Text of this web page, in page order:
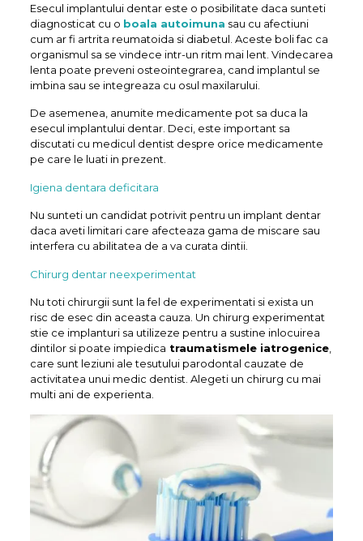
Esecul implantului dentar este o posibilitate daca sunteti
diagnosticat cu o boala autoimuna sau cu afectiuni
cum ar fi artrita reumatoida si diabetul. Aceste boli fac ca
organismul sa se vindece intr-un ritm mai lent. Vindecarea
lenta poate preveni osteointegrarea, cand implantul se
imbina sau se integreaza cu osul maxilarului.
De asemenea, anumite medicamente pot sa duca la
esecul implantului dentar. Deci, este important sa
discutati cu medicul dentist despre orice medicamente
pe care le luati in prezent.
Igiena dentara deficitara
Nu sunteti un candidat potrivit pentru un implant dentar
daca aveti limitari care afecteaza gama de miscare sau
interfera cu abilitatea de a va curata dintii.
Chirurg dentar neexperimentat
Nu toti chirurgii sunt la fel de experimentati si exista un
risc de esec din aceasta cauza. Un chirurg experimentat
stie ce implanturi sa utilizeze pentru a sustine inlocuirea
dintilor si poate impiedica traumatismele iatrogenice,
care sunt leziuni ale tesutului parodontal cauzate de
activitatea unui medic dentist. Alegeti un chirurg cu mai
multi ani de experienta.